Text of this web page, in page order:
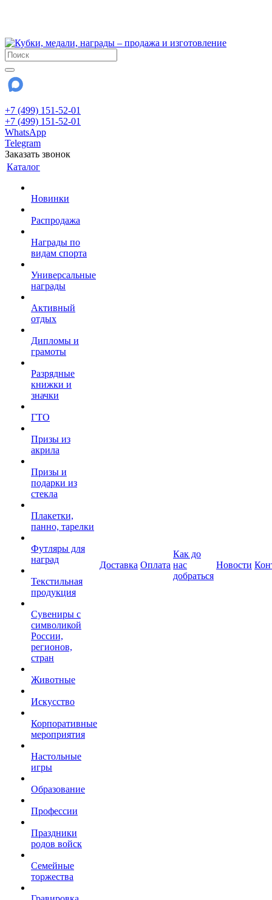
+7 (499) 151-52-01
+7 (499) 151-52-01
WhatsApp
Telegram
Заказать звонок
Каталог
Новинки
Распродажа
Награды по
видам спорта
Универсальные
награды
Активный
отдых
Дипломы и
грамоты
Разрядные
книжки и
значки
ГТО
Призы из
акрила
Призы и
подарки из
стекла
Плакетки,
панно, тарелки
Футляры для
наград
Текстильная
продукция
Сувениры с
символикой
России,
регионов,
стран
Животные
Искусство
Корпоративные
мероприятия
Настольные
игры
Образование
Профессии
Праздники
родов войск
Семейные
торжества
Доставка Оплата
Как до
нас
добраться
Новости